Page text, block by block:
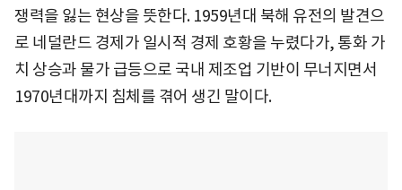
쟁력을 잃는 현상을 뜻한다. 1959년대 북해 유전의 발견으
로 네덜란드 경제가 일시적 경제 호황을 누렸다가, 통화 가
치 상승과 물가 급등으로 국내 제조업 기반이 무너지면서
1970년대까지 침체를 겪어 생긴 말이다.